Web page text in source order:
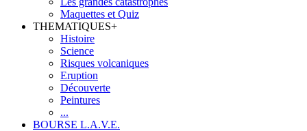
Maquettes et Quiz
THEMATIQUES+
Histoire
Science
Risques volcaniques
Eruption
Découverte
Peintures
...
BOURSE L.A.V.E.